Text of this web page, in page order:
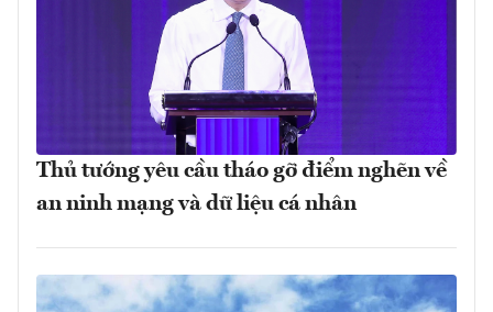
Thủ tướng yêu cầu tháo gỡ điểm nghẽn về
an ninh mạng và dữ liệu cá nhân